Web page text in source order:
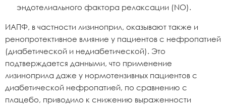
эндотелиального фактора релаксации (NO).
ИАПФ, в частности лизиноприл, оказывают также и
ренопротективное влияние у пациентов с нефропатией
(диабетической и недиабетической). Это
подтверждается данными, что применение
лизиноприла даже у нормотензивных пациентов с
диабетической нефропатией, по сравнению с
плацебо, приводило к снижению выраженности